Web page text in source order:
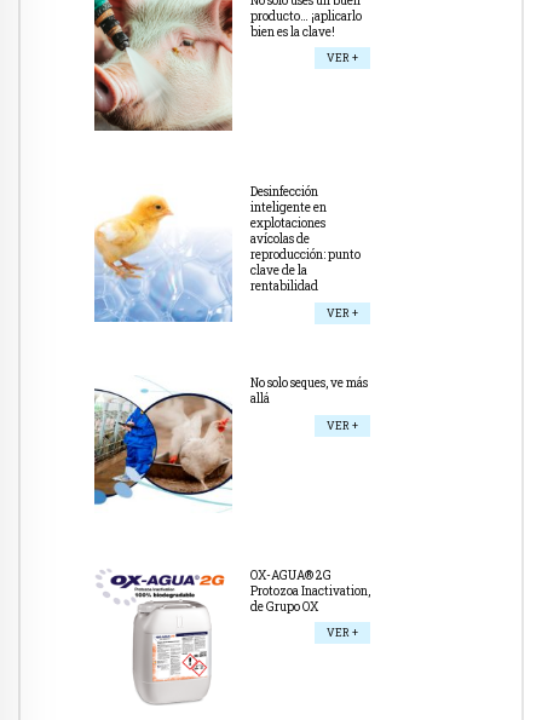
producto… ¡aplicarlo
bien es la clave!
VER +
Desinfección
inteligente en
explotaciones
avícolas de
reproducción: punto
clave de la
rentabilidad
VER +
No solo seques, ve más
allá
VER +
OX-AGUA® 2G
Protozoa Inactivation,
de Grupo OX
VER +